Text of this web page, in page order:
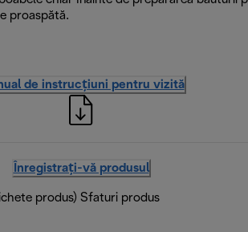
proaspătă.
de instrucțiuni pentru vizită
Înregistrați-vă produsul
produs) Sfaturi produs